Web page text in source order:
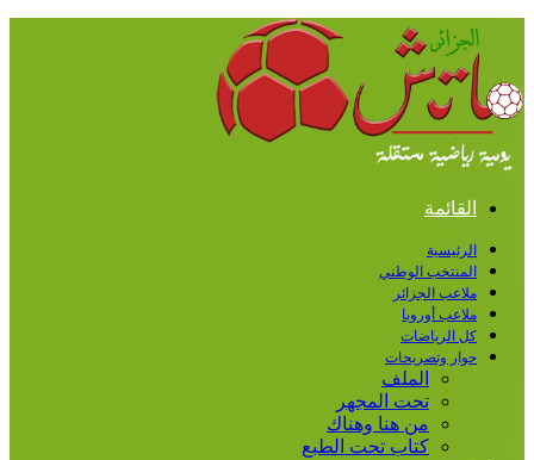
القائمة
الرئيسية
المنتخب الوطني
ملاعب الجزائر
ملاعب أوروبا
كل الرياضات
حوار وتصريحات
الملف
تحت المجهر
من هنا وهناك
كتاب تحت الطبع